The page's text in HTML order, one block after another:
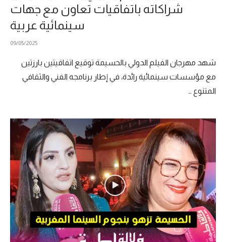
شراكاته باتفاقيات تعاون مع جهات
سينمائية عربية
09/05/2025
شهد مهرجان الفيلم الدولي بالحسيمة توقيع اتفاقيتين بارزتين
مع مؤسسات سينمائية رائدة، في إطار برنامجه الفني والثقافي
المتنوع …